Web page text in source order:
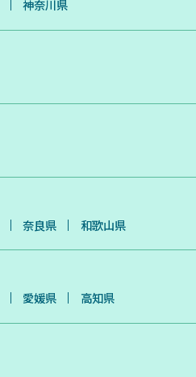
神奈川県
奈良県 和歌山県
愛媛県 高知県